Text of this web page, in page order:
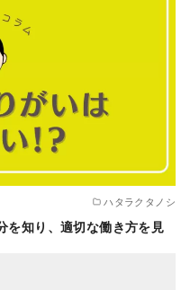
ハタラクタノシ
を知り、適切な働き方を見